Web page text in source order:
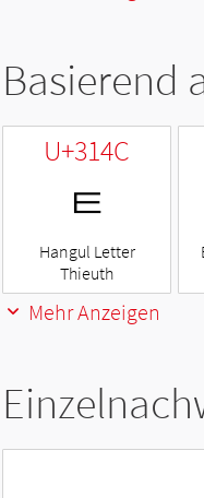
Basierend
U+314C
ㅌ
Hangul Letter
Thieuth
Mehr Anzeigen